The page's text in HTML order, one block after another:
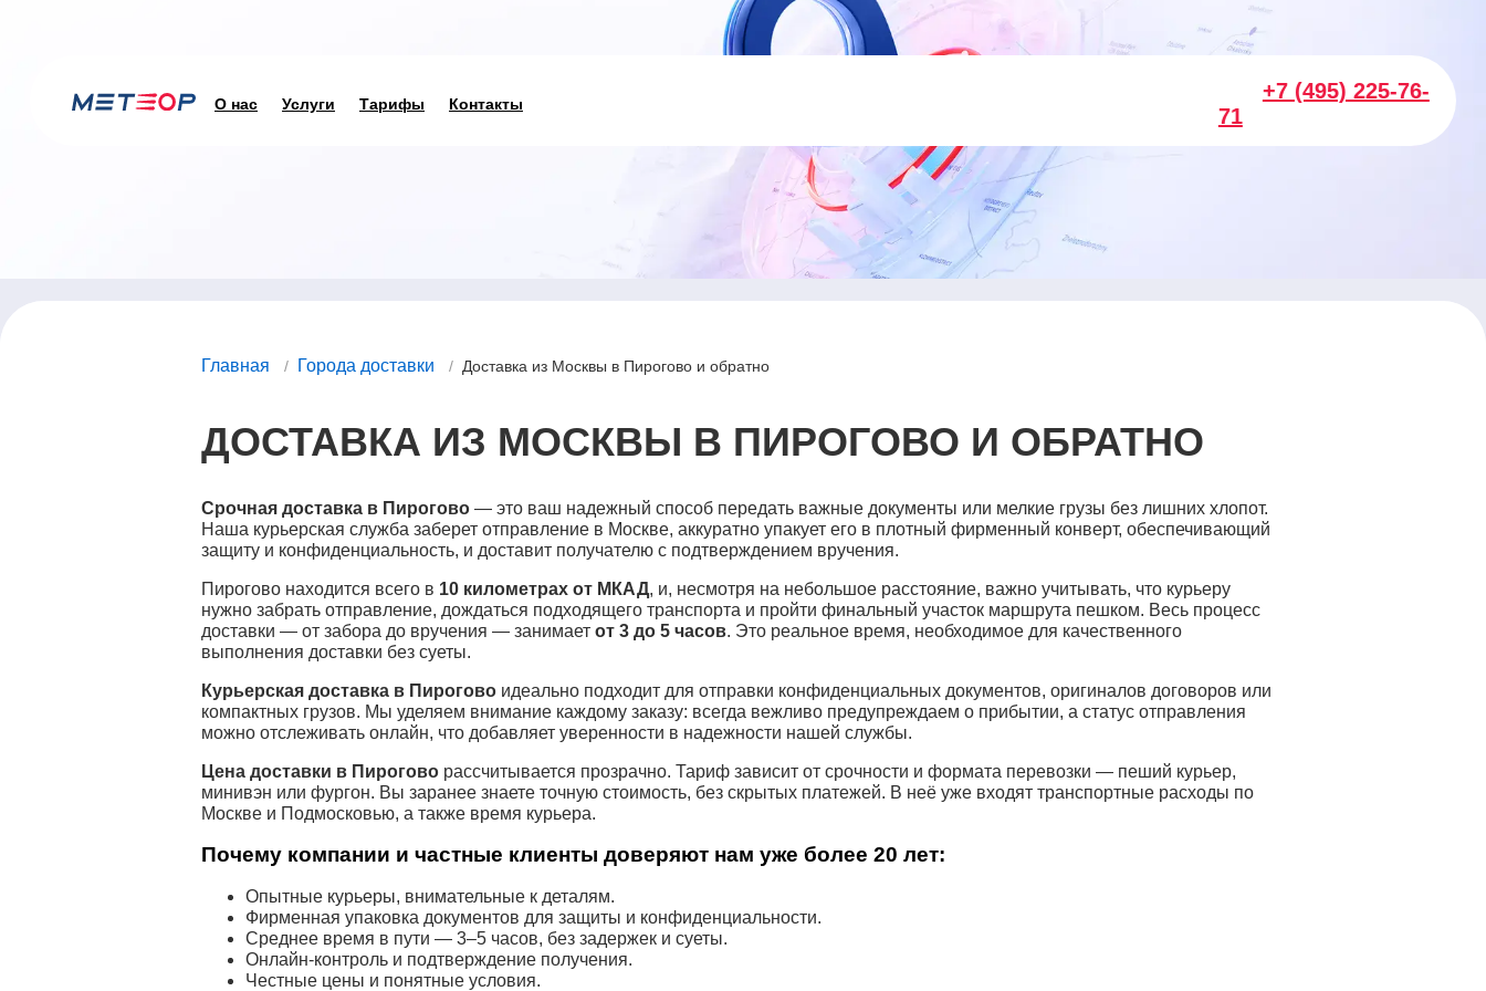
О нас Услуги Тарифы Контакты
+7 (495) 225-76-
71
Главная / Города доставки / Доставка из Москвы в Пирогово и обратно
ДОСТАВКА ИЗ МОСКВЫ В ПИРОГОВО И ОБРАТНО
Срочная доставка в Пирогово — это ваш надежный способ передать важные документы или мелкие грузы без лишних хлопот.
Наша курьерская служба заберет отправление в Москве, аккуратно упакует его в плотный фирменный конверт, обеспечивающий
защиту и конфиденциальность, и доставит получателю с подтверждением вручения.
Пирогово находится всего в 10 километрах от МКАД, и, несмотря на небольшое расстояние, важно учитывать, что курьеру
нужно забрать отправление, дождаться подходящего транспорта и пройти финальный участок маршрута пешком. Весь процесс
доставки — от забора до вручения — занимает от 3 до 5 часов. Это реальное время, необходимое для качественного
выполнения доставки без суеты.
Курьерская доставка в Пирогово идеально подходит для отправки конфиденциальных документов, оригиналов договоров или
компактных грузов. Мы уделяем внимание каждому заказу: всегда вежливо предупреждаем о прибытии, а статус отправления
можно отслеживать онлайн, что добавляет уверенности в надежности нашей службы.
Цена доставки в Пирогово рассчитывается прозрачно. Тариф зависит от срочности и формата перевозки — пеший курьер,
минивэн или фургон. Вы заранее знаете точную стоимость, без скрытых платежей. В неё уже входят транспортные расходы по
Москве и Подмосковью, а также время курьера.
Почему компании и частные клиенты доверяют нам уже более 20 лет:
Опытные курьеры, внимательные к деталям.
Фирменная упаковка документов для защиты и конфиденциальности.
Среднее время в пути — 3–5 часов, без задержек и суеты.
Онлайн-контроль и подтверждение получения.
Честные цены и понятные условия.